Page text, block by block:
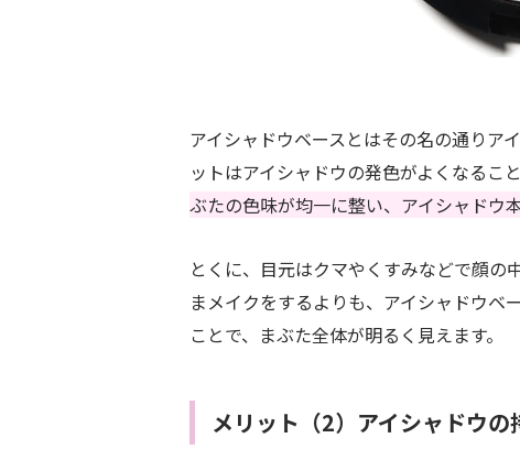
アイシャドウベースとはその名の通りア
ットはアイシャドウの発色がよくなること
ぶたの色味が均一に整い、アイシャドウ
とくに、目元はクマやくすみなどで顔の
まメイクをするよりも、アイシャドウベ
ことで、まぶた全体が明るく見えます。
メリット（2）アイシャドウ